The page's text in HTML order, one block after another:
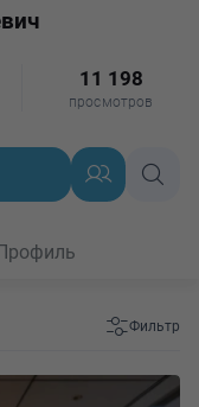
11 198
просмотров
Фильтр